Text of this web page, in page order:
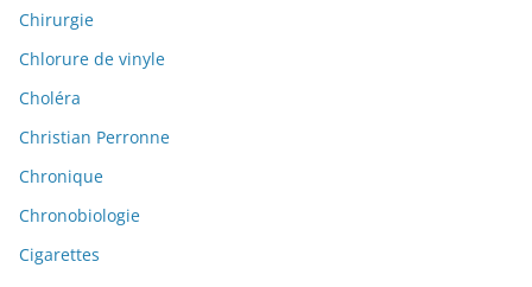
Chirurgie
Chlorure de vinyle
Choléra
Christian Perronne
Chronique
Chronobiologie
Cigarettes